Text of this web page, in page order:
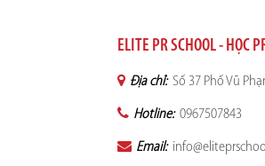
ELITE PR SCHOOL - HỌC
Địa chỉ: Số 37 Phố Vũ
Hotline: 0967507843
Email: